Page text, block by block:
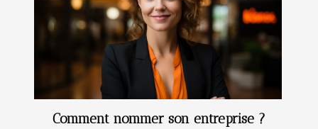
Comment nommer son entreprise ?